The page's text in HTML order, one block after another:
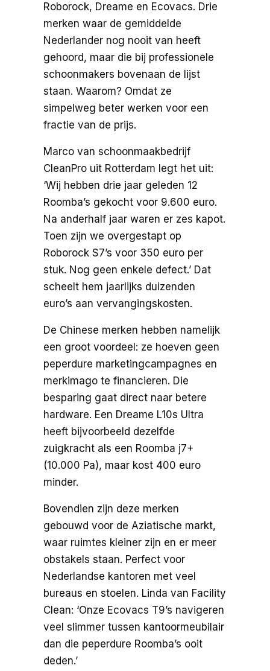
Roborock, Dreame en Ecovacs. Drie
merken waar de gemiddelde
Nederlander nog nooit van heeft
gehoord, maar die bij professionele
schoonmakers bovenaan de lijst
staan. Waarom? Omdat ze
simpelweg beter werken voor een
fractie van de prijs.
Marco van schoonmaakbedrijf
CleanPro uit Rotterdam legt het uit:
‘Wij hebben drie jaar geleden 12
Roomba’s gekocht voor 9.600 euro.
Na anderhalf jaar waren er zes kapot.
Toen zijn we overgestapt op
Roborock S7’s voor 350 euro per
stuk. Nog geen enkele defect.’ Dat
scheelt hem jaarlijks duizenden
euro’s aan vervangingskosten.
De Chinese merken hebben namelijk
een groot voordeel: ze hoeven geen
peperdure marketingcampagnes en
merkimago te financieren. Die
besparing gaat direct naar betere
hardware. Een Dreame L10s Ultra
heeft bijvoorbeeld dezelfde
zuigkracht als een Roomba j7+
(10.000 Pa), maar kost 400 euro
minder.
Bovendien zijn deze merken
gebouwd voor de Aziatische markt,
waar ruimtes kleiner zijn en er meer
obstakels staan. Perfect voor
Nederlandse kantoren met veel
bureaus en stoelen. Linda van Facility
Clean: ‘Onze Ecovacs T9’s navigeren
veel slimmer tussen kantoormeubilair
dan die peperdure Roomba’s ooit
deden.’